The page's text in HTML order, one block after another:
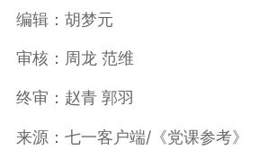
编辑：胡梦元
审核：周龙 范维
终审：赵青 郭羽
来源：七一客户端/《党课参考》